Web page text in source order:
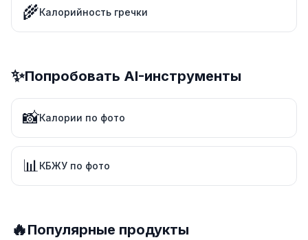
🌾Калорийность гречки
✨Попробовать AI-инструменты
📸Калории по фото
📊КБЖУ по фото
🔥Популярные продукты